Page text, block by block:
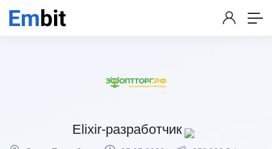
Elixir-разработчик